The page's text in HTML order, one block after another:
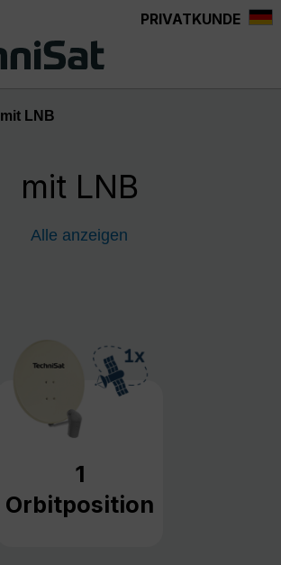
PRIVATKUNDE
mit LNB
mit LNB
Alle anzeigen
1
Orbitposition